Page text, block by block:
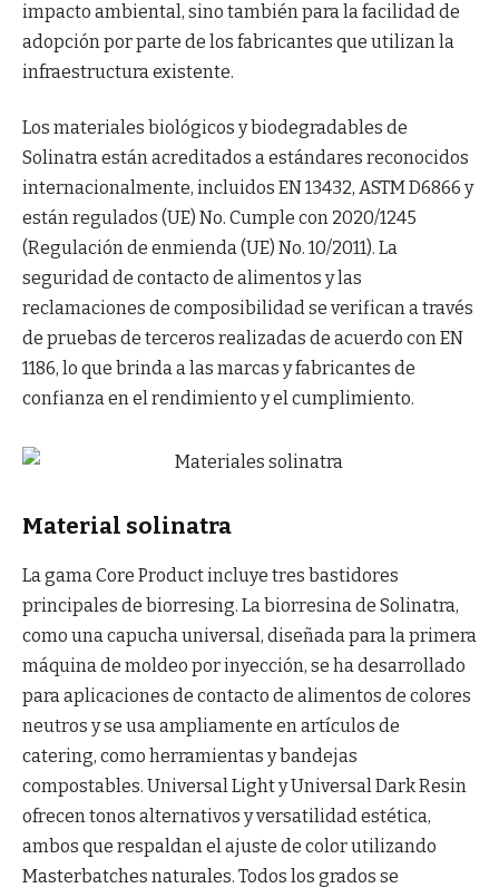
impacto ambiental, sino también para la facilidad de
adopción por parte de los fabricantes que utilizan la
infraestructura existente.
Los materiales biológicos y biodegradables de
Solinatra están acreditados a estándares reconocidos
internacionalmente, incluidos EN 13432, ASTM D6866 y
están regulados (UE) No. Cumple con 2020/1245
(Regulación de enmienda (UE) No. 10/2011). La
seguridad de contacto de alimentos y las
reclamaciones de composibilidad se verifican a través
de pruebas de terceros realizadas de acuerdo con EN
1186, lo que brinda a las marcas y fabricantes de
confianza en el rendimiento y el cumplimiento.
Material solinatra
La gama Core Product incluye tres bastidores
principales de biorresing. La biorresina de Solinatra,
como una capucha universal, diseñada para la primera
máquina de moldeo por inyección, se ha desarrollado
para aplicaciones de contacto de alimentos de colores
neutros y se usa ampliamente en artículos de
catering, como herramientas y bandejas
compostables. Universal Light y Universal Dark Resin
ofrecen tonos alternativos y versatilidad estética,
ambos que respaldan el ajuste de color utilizando
Masterbatches naturales. Todos los grados se